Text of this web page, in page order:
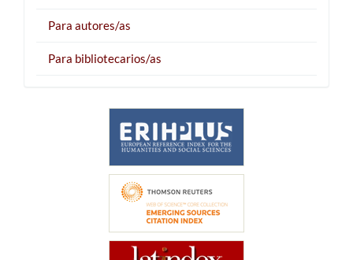
Para autores/as
Para bibliotecarios/as